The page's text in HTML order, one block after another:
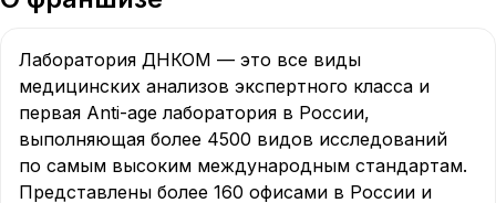
Лаборатория ДНКОМ — это все виды
медицинских анализов экспертного класса и
первая Anti-age лаборатория в России,
выполняющая более 4500 видов исследований
по самым высоким международным стандартам.
Представлены более 160 офисами в России и